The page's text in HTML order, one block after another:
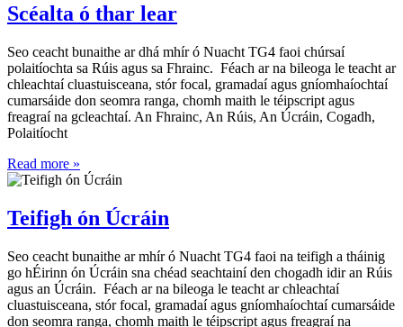
Scéalta ó thar lear
Seo ceacht bunaithe ar dhá mhír ó Nuacht TG4 faoi chúrsaí
polaitíochta sa Rúis agus sa Fhrainc. Féach ar na bileoga le teacht ar
chleachtaí cluastuisceana, stór focal, gramadaí agus gníomhaíochtaí
cumarsáide don seomra ranga, chomh maith le téipscript agus
freagraí na gcleachtaí. An Fhrainc, An Rúis, An Úcráin, Cogadh,
Polaitíocht
Read more »
Teifigh ón Úcráin
Seo ceacht bunaithe ar mhír ó Nuacht TG4 faoi na teifigh a tháinig
go hÉirinn ón Úcráin sna chéad seachtainí den chogadh idir an Rúis
agus an Úcráin. Féach ar na bileoga le teacht ar chleachtaí
cluastuisceana, stór focal, gramadaí agus gníomhaíochtaí cumarsáide
don seomra ranga, chomh maith le téipscript agus freagraí na